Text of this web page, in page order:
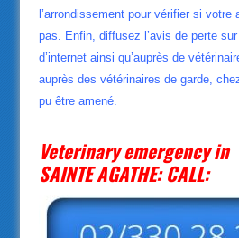
l’arrondissement pour vérifier si votre
pas. Enfin, diffusez l’avis de perte
d’internet ainsi qu’auprès de
auprès des vétérinaires de garde,
pu être amené.
Veterinary emergency in
SAINTE AGATHE: CALL: